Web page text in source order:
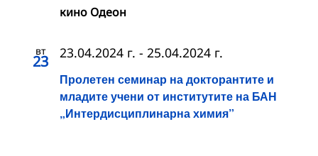
кино Одеон
вт
23
Пролетен семинар на докторантите и
младите учени от институтите на БАН
„Интердисциплинарна химия”
23.04.2024 г. - 25.04.2024 г.